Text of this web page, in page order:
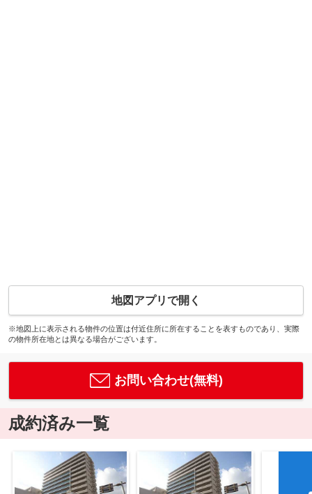
地図アプリで開く
※地図上に表示される物件の位置は付近住所に所在することを表すものであり、実際
の物件所在地とは異なる場合がございます。
お問い合わせ(無料)
成約済み一覧